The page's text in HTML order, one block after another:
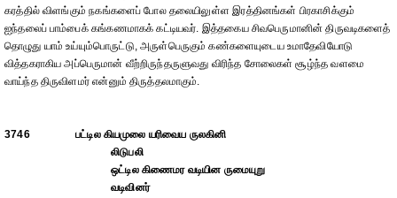
கரத்தில் விளங்கும் நகங்களைப் போல தலையிலுள்ள இரத்தினங்கள் பிரகாசிக்கும்
ஐந்தலைப் பாம்பைக் கங்கணமாகக் கட்டியவர். இத்தகைய சிவபெருமானின் திருவடிகளைத்
தொழுது யாம் உய்யும்பொருட்டு, அருள்பெருகும் கண்களையுடைய உமாதேவியோடு
வித்தகராகிய அப்பெருமான் வீற்றிருந்தருளுவது விரிந்த சோலைகள் சூழ்ந்த வளமை
வாய்ந்த திருவிளமர் என்னும் திருத்தலமாகும்.
3746
பட்டில கியமுலை யரிவைய ருலகினி
லிடுபலி
ஒட்டில கிணைமர வடியின ருமையுறு
வடிவினர்